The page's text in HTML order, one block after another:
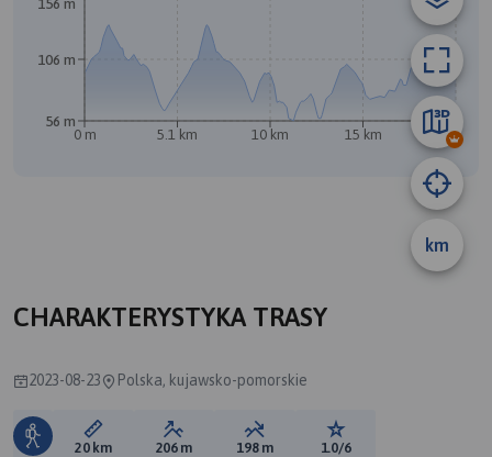
km
0 m 5.1 km 10 km 15 km 20 km
56 m
106 m
156 m
CHARAKTERYSTYKA TRASY
2023-08-23 Polska, kujawsko-pomorskie
Długość trasy:
20 km Suma przewyższeń:
206 m Suma spadków:
198 m Ocena trasy:
1.0/6